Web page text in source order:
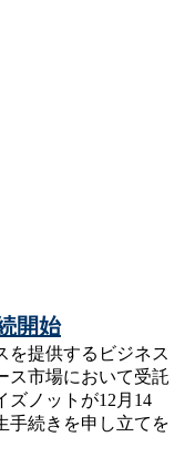
開始
を提供するビジネス
ス市場において受託
ズノットが12月14
手続きを申し立てを